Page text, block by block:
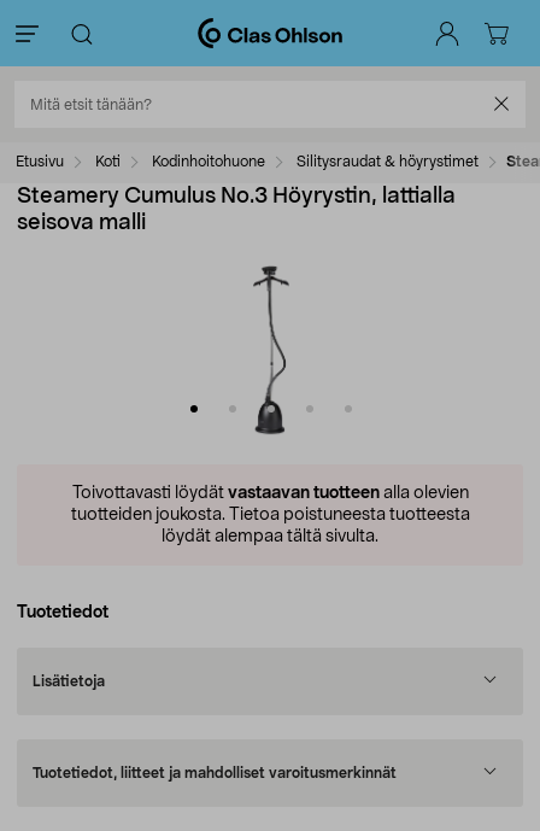
Etusivu Koti Kodinhoitohuone Silitysraudat & höyrystimet
Steamery Cumulus No.3 Höyrystin, lattialla
seisova malli
Toivottavasti löydät vastaavan tuotteenalla olevien
tuotteiden joukosta. Tietoa poistuneesta tuotteesta
löydät alempaa tältä sivulta.
Tuotetiedot
Lisätietoja
Tuotetiedot, liitteet ja mahdolliset varoitusmerkinnät